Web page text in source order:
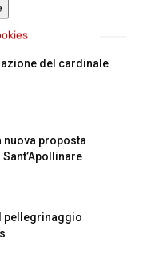
del cardinale
nuova proposta
pellegrinaggio